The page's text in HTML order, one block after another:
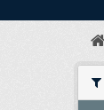
Прескокнете